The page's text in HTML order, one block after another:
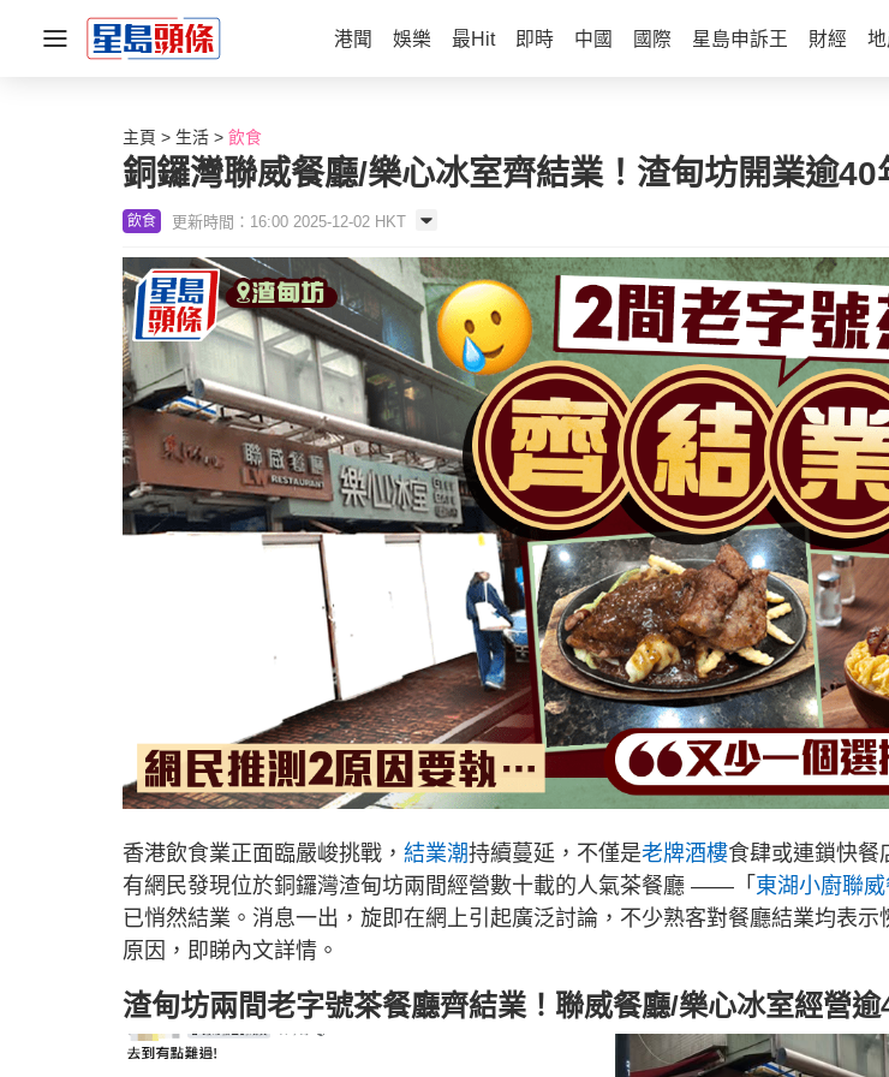
港聞 娛樂 最Hit 即時 中國 國際 星島申訴王 財經
主頁 生活 飲食
銅鑼灣聯威餐廳/樂心冰室齊結業！渣甸坊開業逾
飲食 更新時間：16:00 2025-12-02 HKT
香港飲食業正面臨嚴峻挑戰， 結業潮持續蔓延，不僅是老牌酒樓食肆或連鎖快餐
有網民發現位於銅鑼灣渣甸坊兩間經營數十載的人氣茶餐廳 ——「 東湖小廚聯
已悄然結業。消息一出，旋即在網上引起廣泛討論，不少熟客對餐廳結業均表示
原因，即睇內文詳情。
渣甸坊兩間老字號茶餐廳齊結業！聯威餐廳/樂心冰室經營逾